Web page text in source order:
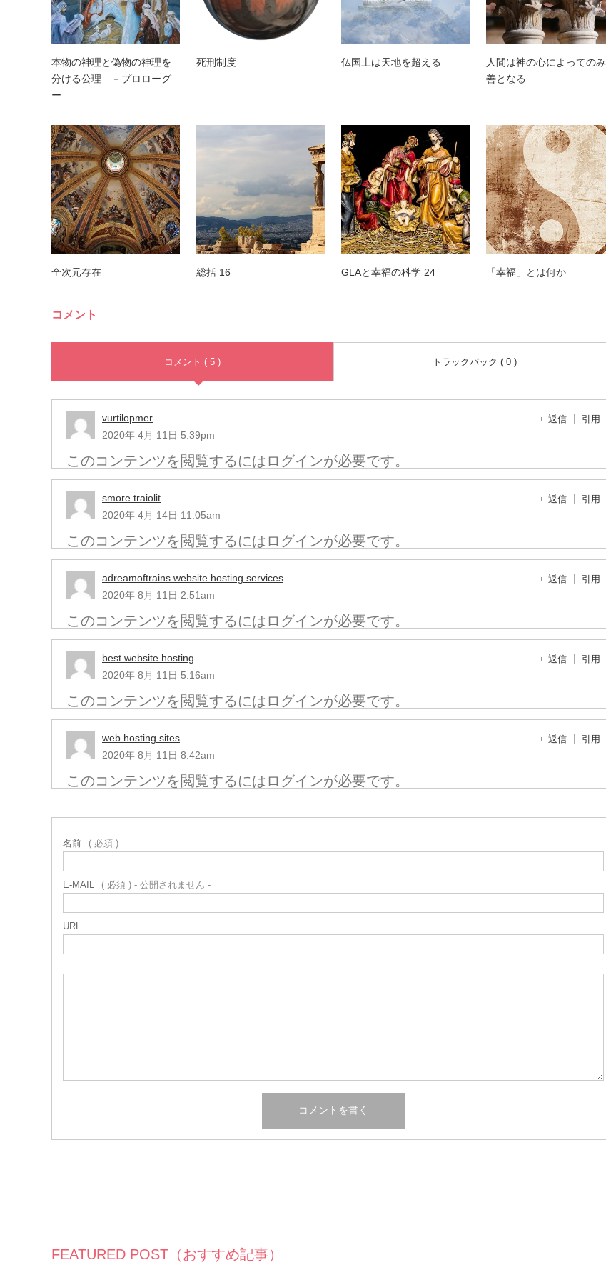
本物の神理と偽物の神理を
分ける公理 －プロローグ
ー
死刑制度 仏国土は天地を超える
人間は神の心によってのみ
善となる
全次元存在 総括 16 GLAと幸福の科学 24 「幸福」とは何か
コメント
コメント ( 5 ) トラックバック ( 0 )
vurtilopmer
2020年 4月 11日 5:39pm
返信 引用
このコンテンツを閲覧するにはログインが必要です。
smore traiolit
2020年 4月 14日 11:05am
返信 引用
このコンテンツを閲覧するにはログインが必要です。
adreamoftrains website hosting services
2020年 8月 11日 2:51am
返信 引用
このコンテンツを閲覧するにはログインが必要です。
best website hosting
2020年 8月 11日 5:16am
返信 引用
このコンテンツを閲覧するにはログインが必要です。
web hosting sites
2020年 8月 11日 8:42am
返信 引用
このコンテンツを閲覧するにはログインが必要です。
名前 ( 必須 )
E-MAIL ( 必須 ) - 公開されません -
URL
FEATURED POST（おすすめ記事）